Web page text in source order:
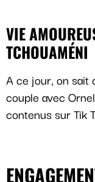
VIE
TCHOUAMÉNI
A ce jour, on sait
couple avec
contenus sur Tik